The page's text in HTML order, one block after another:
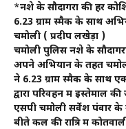
*नशे के सौदागरों की हर
6.23 ग्राम स्मैक के साथ
चमोली ( प्रदीप लखेड़ा )
चमोली पुलिस नशे के
अपने अभियान के तहत
ने 6.23 ग्राम स्मैक के साथ
द्वारा परिवहन में इस्तेमाल
एसपी चमोली सर्वेश पंवार
बीते कल की रात्रि में